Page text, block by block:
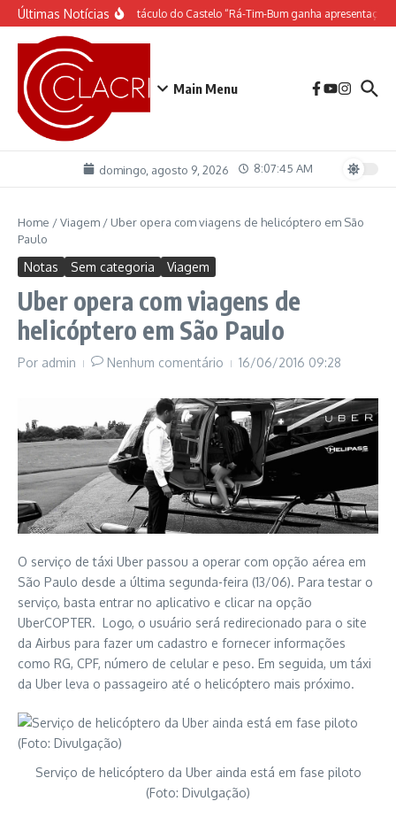
Ir para o conteúdo
Últimas NotíciasO espetáculo do Castelo “Rá-Tim-Bum ganha apresentação
Main Menu
domingo, agosto 9, 2026 8:07:46 AM
Home /Viagem / Uber opera com viagens de helicóptero em São
Paulo
Notas Sem categoria Viagem
Uber opera com viagens de
helicóptero em São Paulo
Por admin Nenhum comentário 16/06/2016 09:28
O serviço de táxi Uber passou a operar com opção aérea em
São Paulo desde a última segunda-feira (13/06). Para testar o
serviço, basta entrar no aplicativo e clicar na opção
UberCOPTER. Logo, o usuário será redirecionado para o site
da Airbus para fazer um cadastro e fornecer informações
como RG, CPF, número de celular e peso. Em seguida, um táxi
da Uber leva o passageiro até o helicóptero mais próximo.
Serviço de helicóptero da Uber ainda está em fase piloto
(Foto: Divulgação)